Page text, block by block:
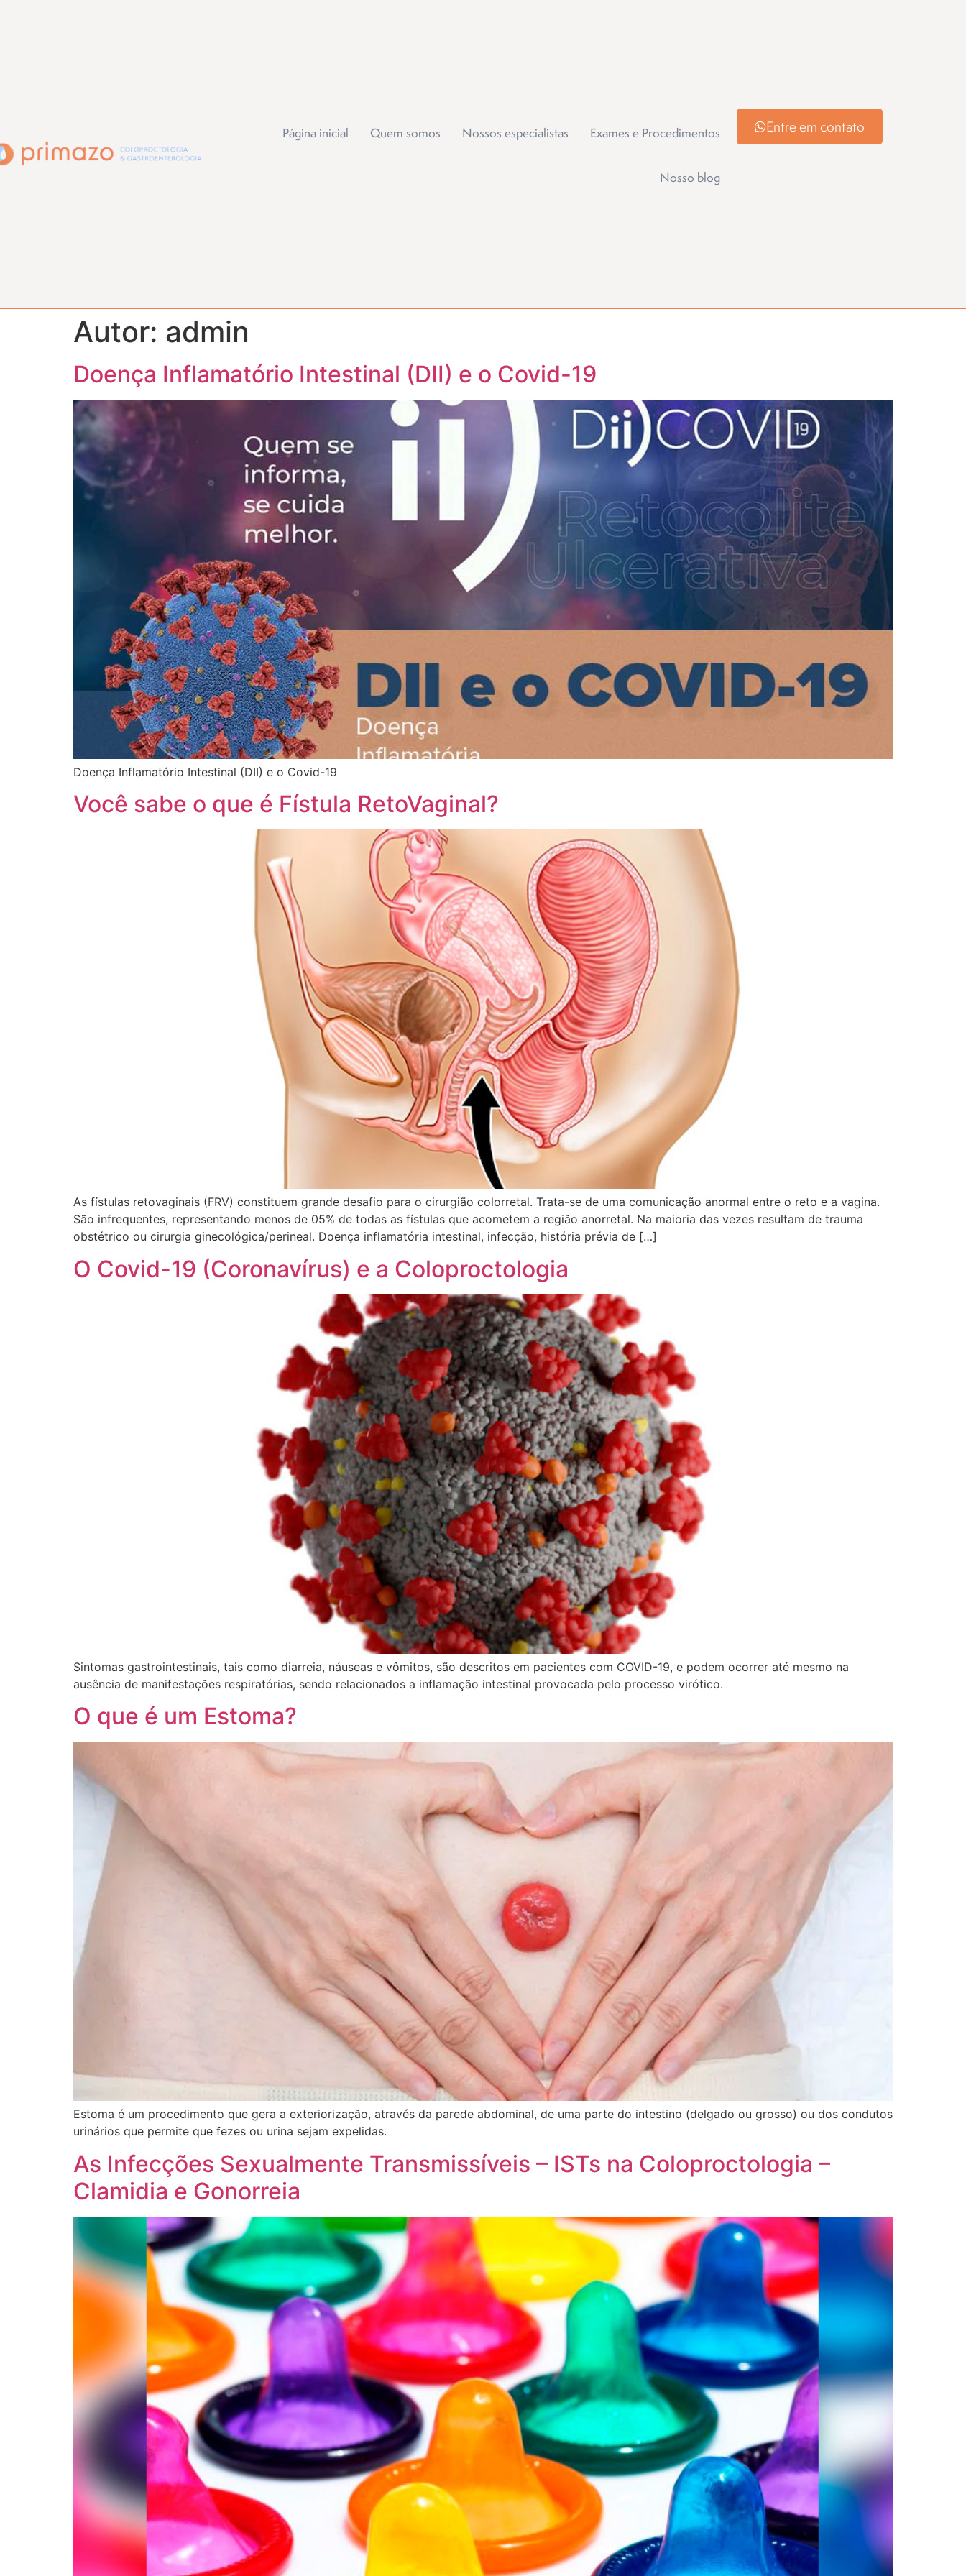
Página inicial Quem somos Nossos especialistas Exames e Procedimentos
Nosso blog
Entre em contato
Autor: admin
Doença Inflamatório Intestinal (DII) e o Covid-19
Doença Inflamatório Intestinal (DII) e o Covid-19
Você sabe o que é Fístula RetoVaginal?
As fístulas retovaginais (FRV) constituem grande desafio para o cirurgião colorretal. Trata-se de uma comunicação anormal entre o reto e a vagina.
São infrequentes, representando menos de 05% de todas as fístulas que acometem a região anorretal. Na maioria das vezes resultam de trauma
obstétrico ou cirurgia ginecológica/perineal. Doença inflamatória intestinal, infecção, história prévia de […]
O Covid-19 (Coronavírus) e a Coloproctologia
Sintomas gastrointestinais, tais como diarreia, náuseas e vômitos, são descritos em pacientes com COVID-19, e podem ocorrer até mesmo na
ausência de manifestações respiratórias, sendo relacionados a inflamação intestinal provocada pelo processo virótico.
O que é um Estoma?
Estoma é um procedimento que gera a exteriorização, através da parede abdominal, de uma parte do intestino (delgado ou grosso) ou dos condutos
urinários que permite que fezes ou urina sejam expelidas.
As Infecções Sexualmente Transmissíveis – ISTs na Coloproctologia –
Clamidia e Gonorreia